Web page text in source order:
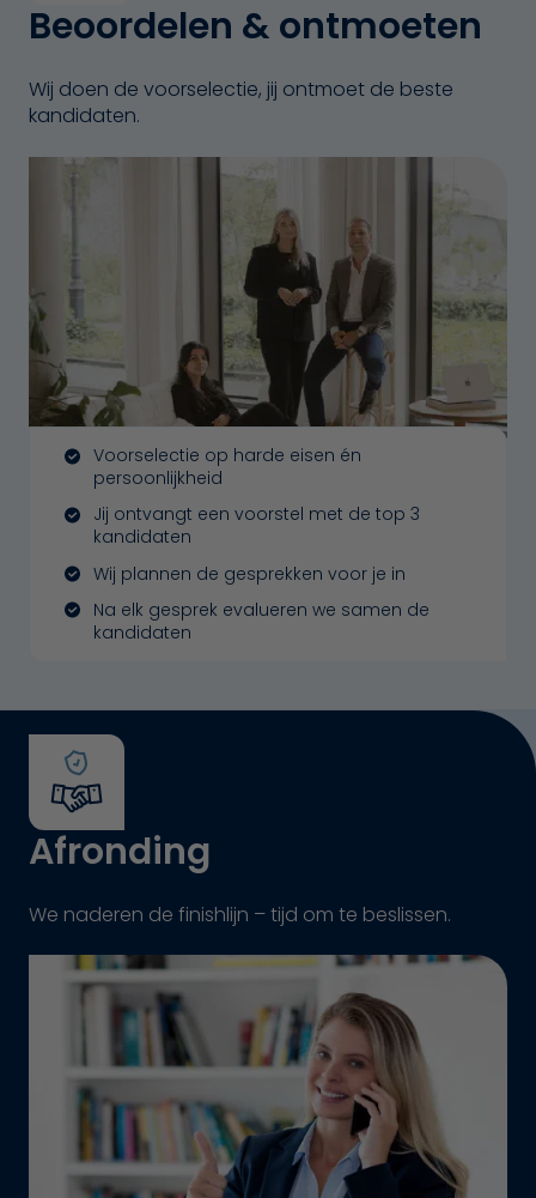
Beoordelen & ontmoeten
Wij doen de voorselectie, jij ontmoet de beste
kandidaten.
Voorselectie op harde eisen én
persoonlijkheid
Jij ontvangt een voorstel met de top 3
kandidaten
Wij plannen de gesprekken voor je in
Na elk gesprek evalueren we samen de
kandidaten
Afronding
We naderen de finishlijn – tijd om te beslissen.